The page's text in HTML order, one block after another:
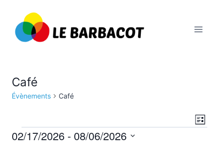
contenu
Café
Évènements Café
Liste
Évènements
02/17/2026 - 08/06/2026